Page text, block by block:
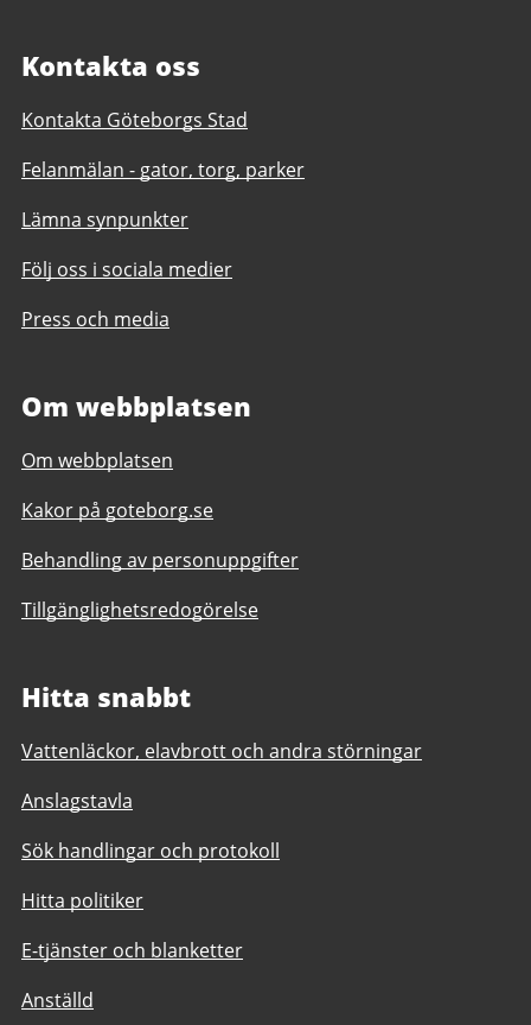
Kontakta oss
Kontakta Göteborgs Stad
Felanmälan - gator, torg, parker
Lämna synpunkter
Följ oss i sociala medier
Press och media
Om webbplatsen
Om webbplatsen
Kakor på goteborg.se
Behandling av personuppgifter
Tillgänglighetsredogörelse
Hitta snabbt
Vattenläckor, elavbrott och andra störningar
Anslagstavla
Sök handlingar och protokoll
Hitta politiker
E-tjänster och blanketter
Anställd